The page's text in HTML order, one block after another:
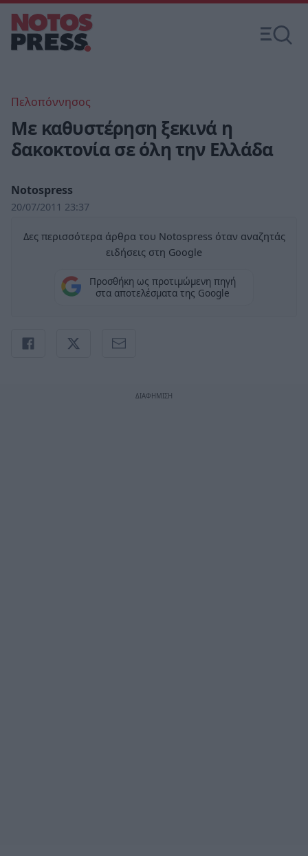
Πελοπόννησος
Με καθυστέρηση ξεκινά η
δακοκτονία σε όλη την Ελλάδα
Notospress
20/07/2011 23:37
Δες περισσότερα άρθρα του Notospress όταν αναζητάς
ειδήσεις στη Google
Προσθήκη ως προτιμώμενη πηγή
στα αποτελέσματα της Google